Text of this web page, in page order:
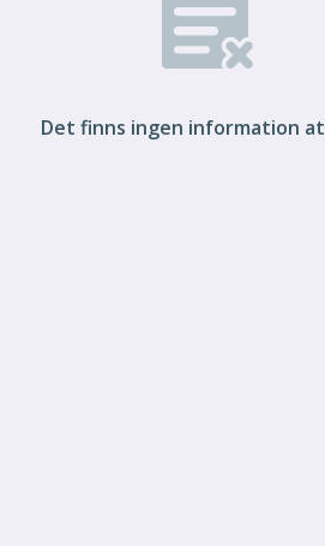
Det finns ingen information